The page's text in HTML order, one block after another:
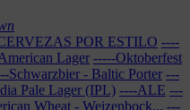
POR ESTILO ----
Lager -----Oktoberfest
Schwarzbier - Baltic Porter ---
Pale Lager (IPL) ----ALE ---
Wheat - Weizenbock... ---